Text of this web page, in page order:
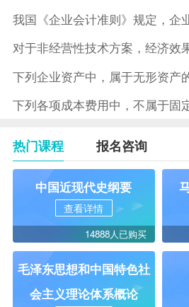
下列企业资产中，属于无形资
下列各项成本费用中，不属于固
热门课程 报名咨询
中国近现代史纲要
查看详情
14888人已购买
毛泽东思想和中国特色社
会主义理论体系概论